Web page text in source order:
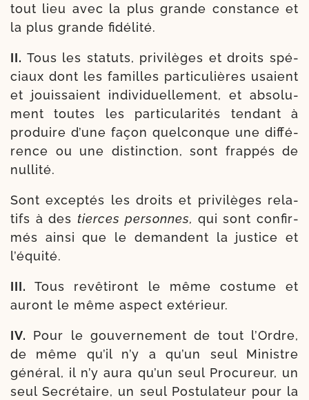
tout lieu avec la plus grande constance et
la plus grande fidélité.
II. Tous les sta­tuts, pri­vi­lèges et droits spé­
ciaux dont les familles par­ti­cu­lières usaient
et jouis­saient indi­vi­duel­le­ment, et abso­lu­
ment toutes les par­ti­cu­la­ri­tés ten­dant à
pro­duire d’une façon quel­conque une dif­fé­
rence ou une dis­tinc­tion, sont frap­pés de
nullité.
Sont excep­tés les droits et pri­vi­lèges rela­
tifs à des tierces per­sonnes, qui sont confir­
més ain­si que le demandent la jus­tice et
l’équité.
III. Tous revê­ti­ront le même cos­tume et
auront le même aspect extérieur.
IV. Pour le gou­ver­ne­ment de tout l’Ordre,
de même qu’il n’y a qu’un seul Ministre
géné­ral, il n’y aura qu’un seul Procureur, un
seul Secrétaire, un seul Postulateur pour la